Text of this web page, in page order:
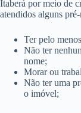
Itaberá por meio de
atendidos alguns
Ter pelo
Não ter
nome;
Morar ou
Não ter uma
o imóvel;